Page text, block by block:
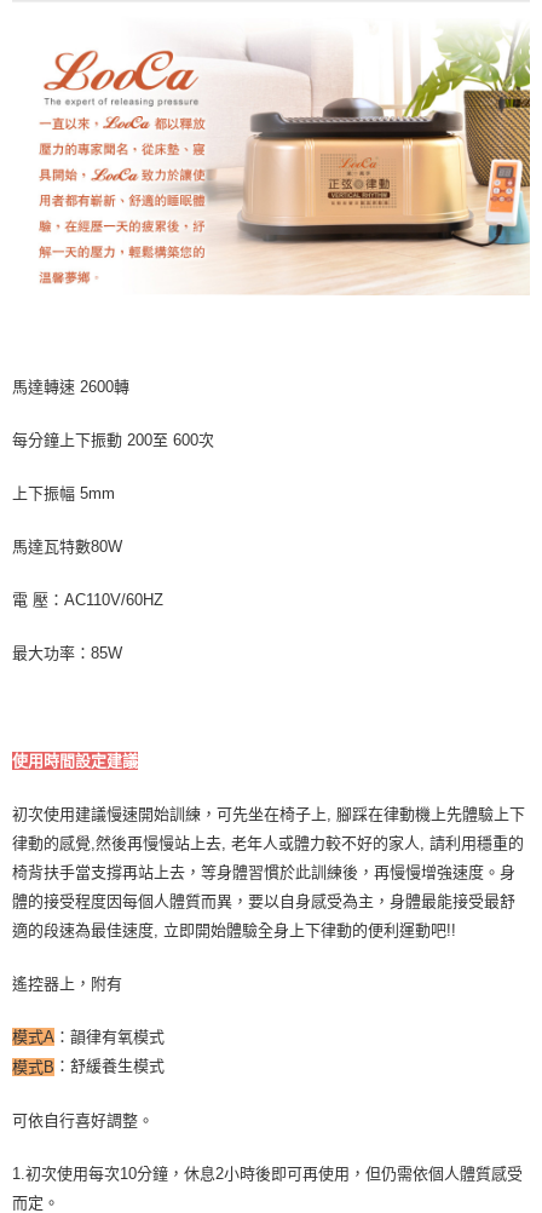
馬達轉速 2600轉
每分鐘上下振動 200至 600次
上下振幅 5mm
馬達瓦特數80W
電 壓：AC110V/60HZ
最大功率：85W
使用時間設定建議
初次使用建議慢速開始訓練，可先坐在椅子上, 腳踩在律動機上先體驗上下
律動的感覺,然後再慢慢站上去, 老年人或體力較不好的家人, 請利用穩重的
椅背扶手當支撐再站上去，等身體習慣於此訓練後，再慢慢增強速度。身
體的接受程度因每個人體質而異，要以自身感受為主，身體最能接受最舒
適的段速為最佳速度, 立即開始體驗全身上下律動的便利運動吧!!
遙控器上，附有
模式A ：韻律有氧模式
模式B ：舒緩養生模式
可依自行喜好調整。
1.初次使用每次10分鐘，休息2小時後即可再使用，但仍需依個人體質感受
而定。